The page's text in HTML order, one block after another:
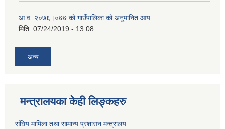
आ.व. २०७६।०७७ को गाउँपालिका को अनुमानित आय
मिति: 07/24/2019 - 13:08
अन्य
मन्त्रालयका केही लिङ्कहरु
संघिय मामिला तथा सामान्य प्रशासन मन्त्रालय